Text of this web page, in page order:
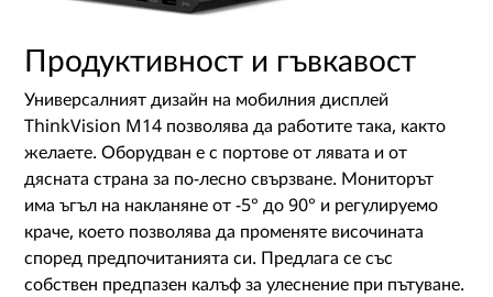
Продуктивност и гъвкавост
Универсалният дизайн на мобилния дисплей
ThinkVision M14 позволява да работите така, както
желаете. Оборудван е с портове от лявата и от
дясната страна за по-лесно свързване. Мониторът
има ъгъл на накланяне от -5° до 90° и регулируемо
краче, което позволява да променяте височината
според предпочитанията си. Предлага се със
собствен предпазен калъф за улеснение при пътуване.